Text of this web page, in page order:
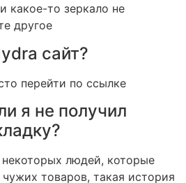
какое-то зеркало не
другое
сайт?
перейти по ссылке
я не получил
людей, которые
товаров, такая история